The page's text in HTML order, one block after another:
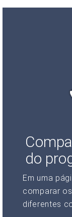
do
Em uma
comparar
diferentes